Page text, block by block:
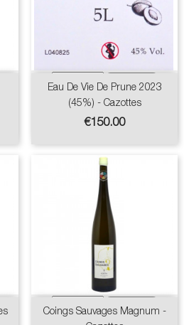
Eau De Vie De Prune 2023
(45%) - Cazottes
Price
€150.00
Coings Sauvages Magnum -